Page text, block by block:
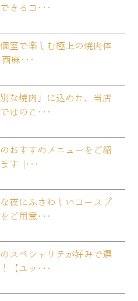
きるコ･･･
室で楽しむ極上の焼肉体
麻･･･
別な焼肉」に込めた、当店
はのこ･･･
おすすめメニューをご紹
す |･･･
夜にふさわしいコースプ
ご用意･･･
スペシャリテが好みで選
【ユッ･･･